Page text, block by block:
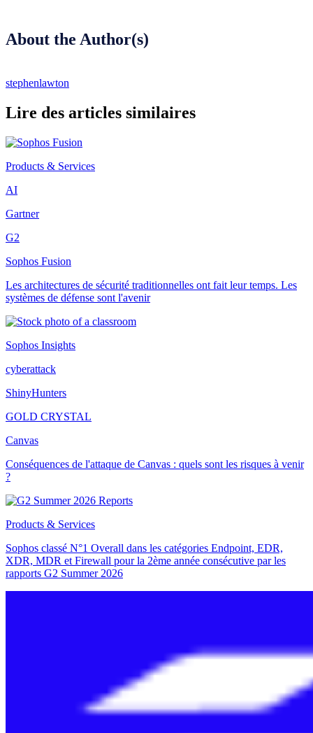
About the Author(s)
stephenlawton
Lire des articles similaires
Products & Services
AI
Gartner
G2
Sophos Fusion
Les architectures de sécurité traditionnelles ont fait leur temps. Les
systèmes de défense sont l'avenir
Sophos Insights
cyberattack
ShinyHunters
GOLD CRYSTAL
Canvas
Conséquences de l'attaque de Canvas : quels sont les risques à venir
?
Products & Services
Sophos classé N°1 Overall dans les catégories Endpoint, EDR,
XDR, MDR et Firewall pour la 2ème année consécutive par les
rapports G2 Summer 2026